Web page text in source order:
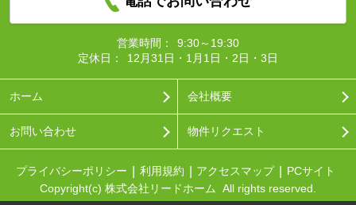
営業時間：
9:30～19:30
定休日：
12月31日・1月1日・2日・3日
ホーム 会社概要
お問い合わせ 物件リクエスト
プライバシーポリシー 利用規約 アクセスマップ
PCサイト
Copyright(c) 株式会社リードホーム All rights reserved.